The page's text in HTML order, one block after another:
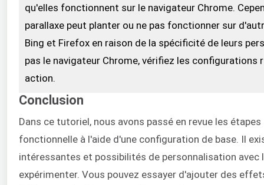
qu'elles fonctionnent sur le navigateur Chrome.
parallaxe peut planter ou ne pas fonctionner sur
Bing et Firefox en raison de la spécificité de leurs
pas le navigateur Chrome, vérifiez les
action.
Conclusion
Dans ce tutoriel, nous avons passé en revue les
fonctionnelle à l'aide d'une configuration de base. Il
intéressantes et possibilités de personnalisation avec
expérimenter. Vous pouvez essayer d'ajouter des